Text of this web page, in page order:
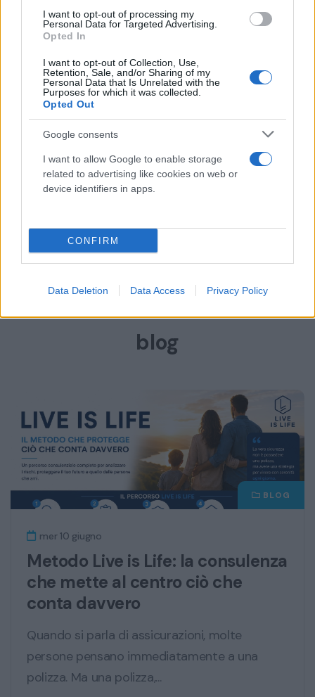
I want to opt-out of processing my
Personal Data for Targeted Advertising.
Opted In
I want to opt-out of Collection, Use,
Retention, Sale, and/or Sharing of my
Personal Data that Is Unrelated with the
Purposes for which it was collected.
Opted Out
Google consents
I want to allow Google to enable storage
related to advertising like cookies on web or
device identifiers in apps.
CONFIRM
Data Deletion Data Access Privacy Policy
Orari
ha preso visione ed accetta i termini e le condizioni
riportate nellaINFORMATIVA SUL TRATTAMENTO DEI DATI
PERSONALI.
NEWS RECENTI
Le ultime notizie dalnostro
blog
BLOG
mer 10 giugno
Metodo Live is Life: la consulenza
che mette al centro ciò che
conta davvero
Quando si parla di assicurazioni, molte
persone pensano immediatamente a una
polizza. Ma una polizza,...